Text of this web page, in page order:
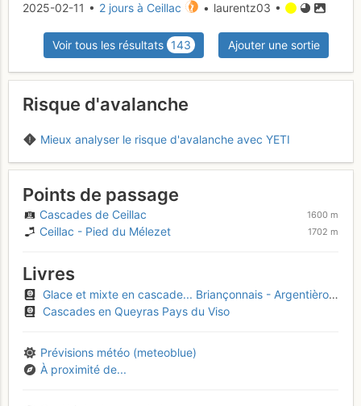
2025-02-11 • 2 jours à Ceillac • laurentz03 •
Voir tous les résultats 143 Ajouter une sortie
Risque d'avalanche
Mieux analyser le risque d'avalanche avec YETI
Points de passage
Cascades de Ceillac 1600 m
Ceillac - Pied du Mélezet 1702 m
Livres
Glace et mixte en cascade... Briançonnais - Argentièrois - Embrunais
Cascades en Queyras Pays du Viso
Prévisions météo (meteoblue)
À proximité de...